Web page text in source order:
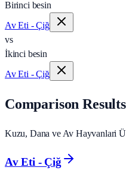
Birinci besin
Av Eti - Çiğ
vs
İkinci besin
Av Eti - Çiğ
Comparison Results
Kuzu, Dana ve Av Hayvanlari
Av Eti - Çiğ